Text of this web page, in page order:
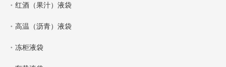
红酒（果汁）液袋
高温（沥青）液袋
冻柜液袋